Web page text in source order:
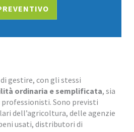
gestire, con gli stessi
ordinaria e semplificata, sia
professionisti. Sono previsti
dell’agricoltura, delle agenzie
usati, distributori di